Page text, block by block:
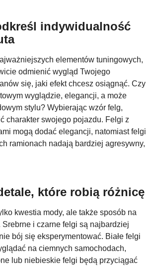
indywidualność
elementów tuningowych,
odmienić wygląd Twojego
się, jaki efekt chcesz osiągnąć. Czy
wyglądzie, elegancji, a może
stylu? Wybierając wzór felg,
charakter swojego pojazdu. Felgi z
mogą dodać elegancji, natomiast felgi
ramionach nadają bardziej agresywny,
które robią różnicę
kwestia mody, ale także sposób na
i czarne felgi są najbardziej
bój się eksperymentować. Białe felgi
na ciemnych samochodach,
lub niebieskie felgi będą przyciągać